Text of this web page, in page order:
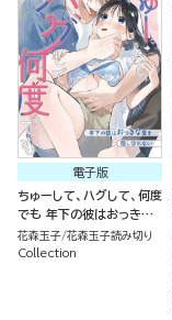
電子版
ちゅーして、ハグして、何度
でも 年下の彼はおっきな
愛を隠し切れない（単話版）
花森玉子 花森玉子読み切り
Collection